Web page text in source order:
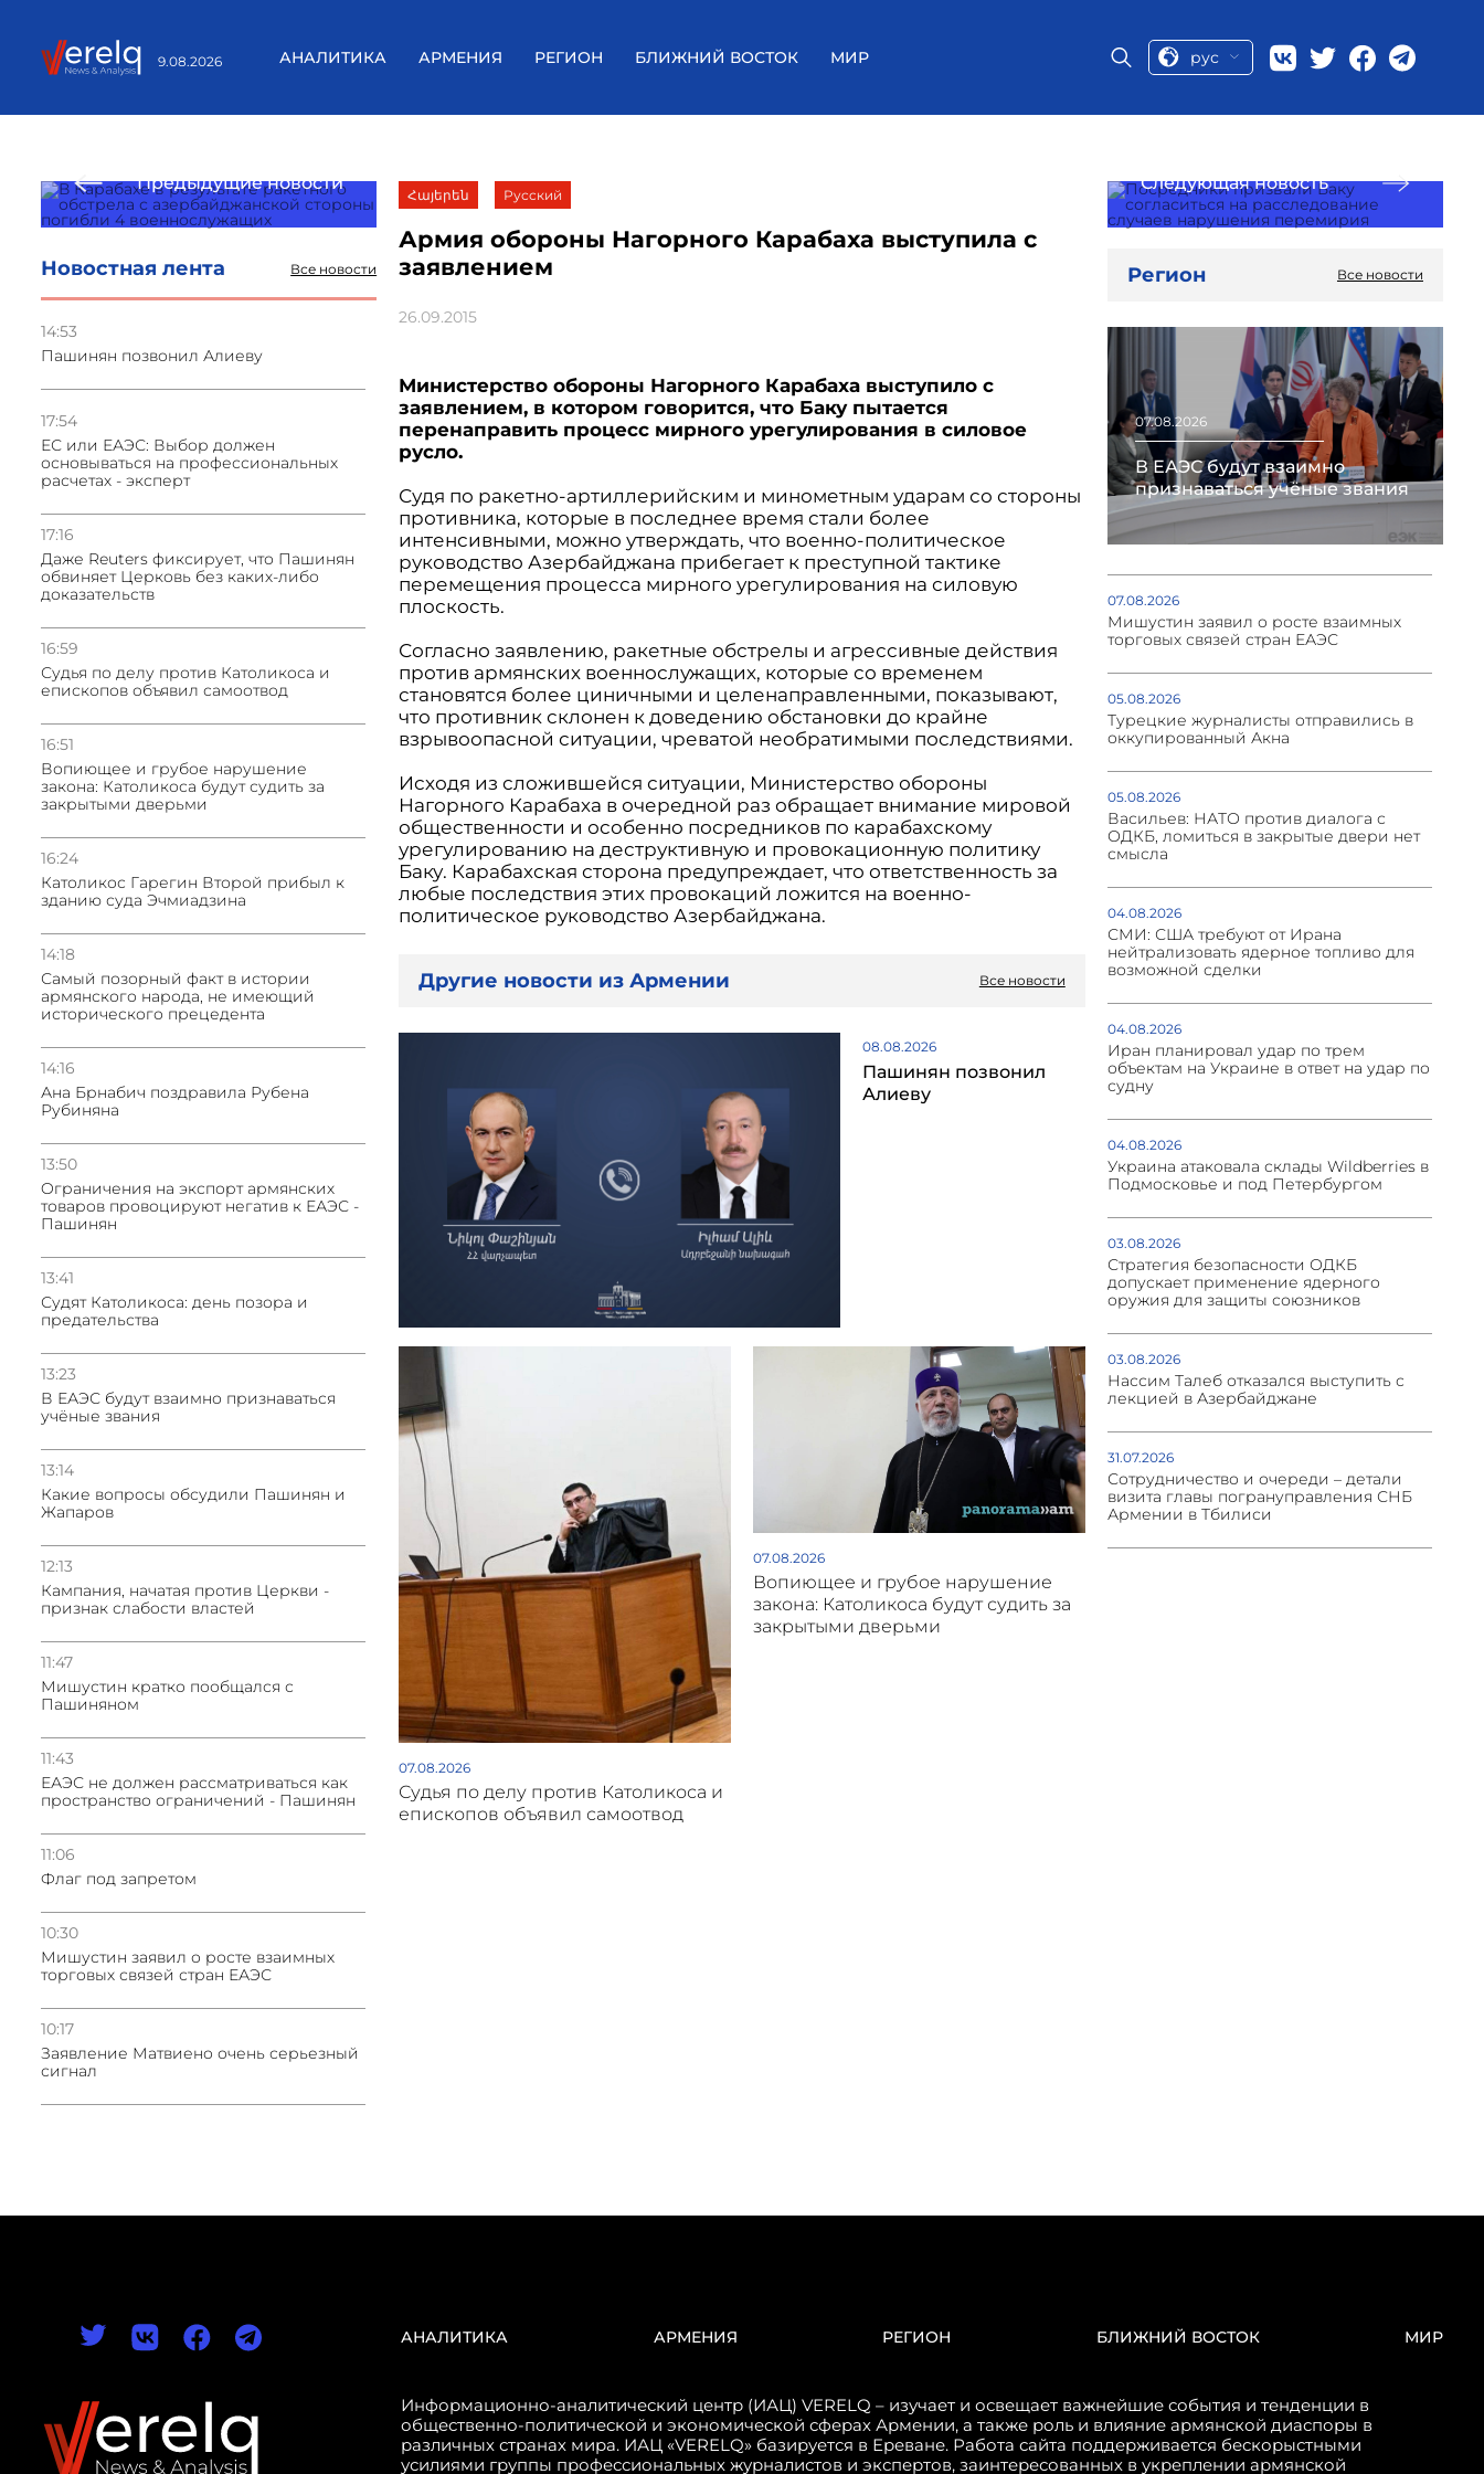
9.08.2026 АНАЛИТИКА АРМЕНИЯ РЕГИОН БЛИЖНИЙ ВОСТОК МИР рус
Предыдущие новости
Новостная лента Все новости
14:53
Пашинян позвонил Алиеву
17:54
ЕС или ЕАЭС: Выбор должен
основываться на профессиональных
расчетах - эксперт
17:16
Даже Reuters фиксирует, что Пашинян
обвиняет Церковь без каких-либо
доказательств
16:59
Судья по делу против Католикоса и
епископов объявил самоотвод
16:51
Вопиющее и грубое нарушение
закона: Католикоса будут судить за
закрытыми дверьми
16:24
Католикос Гарегин Второй прибыл к
зданию суда Эчмиадзина
14:18
Самый позорный факт в истории
армянского народа, не имеющий
исторического прецедента
14:16
Ана Брнабич поздравила Рубена
Рубиняна
13:50
Oграничения на экспорт армянских
товаров провоцируют негатив к ЕАЭС -
Пашинян
13:41
Судят Католикоса: день позора и
предательства
13:23
В ЕАЭС будут взаимно признаваться
учёные звания
13:14
Какие вопросы обсудили Пашинян и
Жапаров
12:13
Кампания, начатая против Церкви -
признак слабости властей
11:47
Мишустин кратко пообщался с
Пашиняном
11:43
ЕАЭС не должен рассматриваться как
пространство ограничений - Пашинян
11:06
Флаг под запретом
10:30
Мишустин заявил о росте взаимных
торговых связей стран ЕАЭС
10:17
Заявление Матвиено очень серьезный
сигнал
Հայերեն Русский
Армия обороны Нагорного Карабаха выступила с
заявлением
26.09.2015
Министерство обороны Нагорного Карабаха выступило с
заявлением, в котором говорится, что Баку пытается
перенаправить процесс мирного урегулирования в силовое
русло.
Судя по ракетно-артиллерийским и минометным ударам со стороны
противника, которые в последнее время стали более
интенсивными, можно утверждать, что военно-политическое
руководство Азербайджана прибегает к преступной тактике
перемещения процесса мирного урегулирования на силовую
плоскость.
Согласно заявлению, ракетные обстрелы и агрессивные действия
против армянских военнослужащих, которые со временем
становятся более циничными и целенаправленными, показывают,
что противник склонен к доведению обстановки до крайне
взрывоопасной ситуации, чреватой необратимыми последствиями.
Исходя из сложившейся ситуации, Министерство обороны
Нагорного Карабаха в очередной раз обращает внимание мировой
общественности и особенно посредников по карабахскому
урегулированию на деструктивную и провокационную политику
Баку. Карабахская сторона предупреждает, что ответственность за
любые последствия этих провокаций ложится на военно-
политическое руководство Азербайджана.
Другие новости из Армении Все новости
08.08.2026
Пашинян позвонил
Алиеву
07.08.2026
Судья по делу против Католикоса и
епископов объявил самоотвод
07.08.2026
Вопиющее и грубое нарушение
закона: Католикоса будут судить за
закрытыми дверьми
Следующая новость
Регион Все новости
07.08.2026
В ЕАЭС будут взаимно
признаваться учёные звания
07.08.2026
Мишустин заявил о росте взаимных
торговых связей стран ЕАЭС
05.08.2026
Турецкие журналисты отправились в
оккупированный Акна
05.08.2026
Васильев: НАТО против диалога с
ОДКБ, ломиться в закрытые двери нет
смысла
04.08.2026
СМИ: США требуют от Ирана
нейтрализовать ядерное топливо для
возможной сделки
04.08.2026
Иран планировал удар по трем
объектам на Украине в ответ на удар по
судну
04.08.2026
Украина атаковала склады Wildberries в
Подмосковье и под Петербургом
03.08.2026
Стратегия безопасности ОДКБ
допускает применение ядерного
оружия для защиты союзников
03.08.2026
Нассим Талеб отказался выступить с
лекцией в Азербайджане
31.07.2026
Сотрудничество и очереди – детали
визита главы погрануправления СНБ
Армении в Тбилиси
АНАЛИТИКА АРМЕНИЯ РЕГИОН БЛИЖНИЙ ВОСТОК МИР
Информационно-аналитический центр (ИАЦ) VERELQ – изучает и освещает важнейшие события и тенденции в
общественно-политической и экономической сферах Армении, а также роль и влияние армянской диаспоры в
различных странах мира. ИАЦ «VERELQ» базируется в Ереване. Работа сайта поддерживается бескорыстными
усилиями группы профессиональных журналистов и экспертов, заинтересованных в укреплении армянской